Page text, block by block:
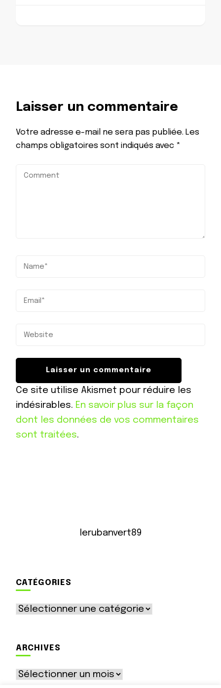
Laisser un commentaire
Votre adresse e-mail ne sera pas publiée. Les
champs obligatoires sont indiqués avec *
Ce site utilise Akismet pour réduire les
indésirables. En savoir plus sur la façon
dont les données de vos commentaires
sont traitées.
lerubanvert89
CATÉGORIES
Catégories
ARCHIVES
Archives